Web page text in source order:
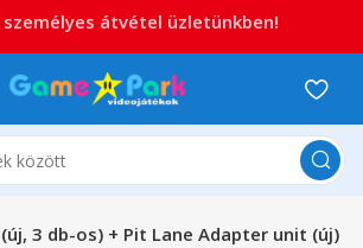
3 db-os) + Pit Lane Adapter unit (új)
személyes átvétel üzletünkben!